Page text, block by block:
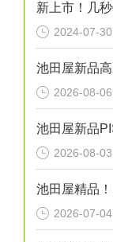
2024-07-30
2026-08-06
2026-08-03
2026-07-04